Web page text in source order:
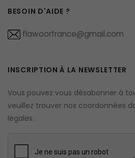
BESOIN D'AIDE ?
flawoorfrance@gmail.com
INSCRIPTION À LA NEWSLETTER
Vous pouvez vous désabonner à
veuillez trouver nos coordonnées
légales.